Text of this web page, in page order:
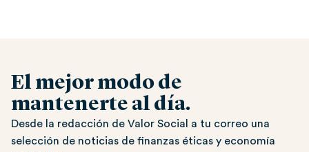
El mejor modo de
mantenerte al día.
Desde la redacción de Valor Social a tu correo una
selección de noticias de finanzas éticas y economía